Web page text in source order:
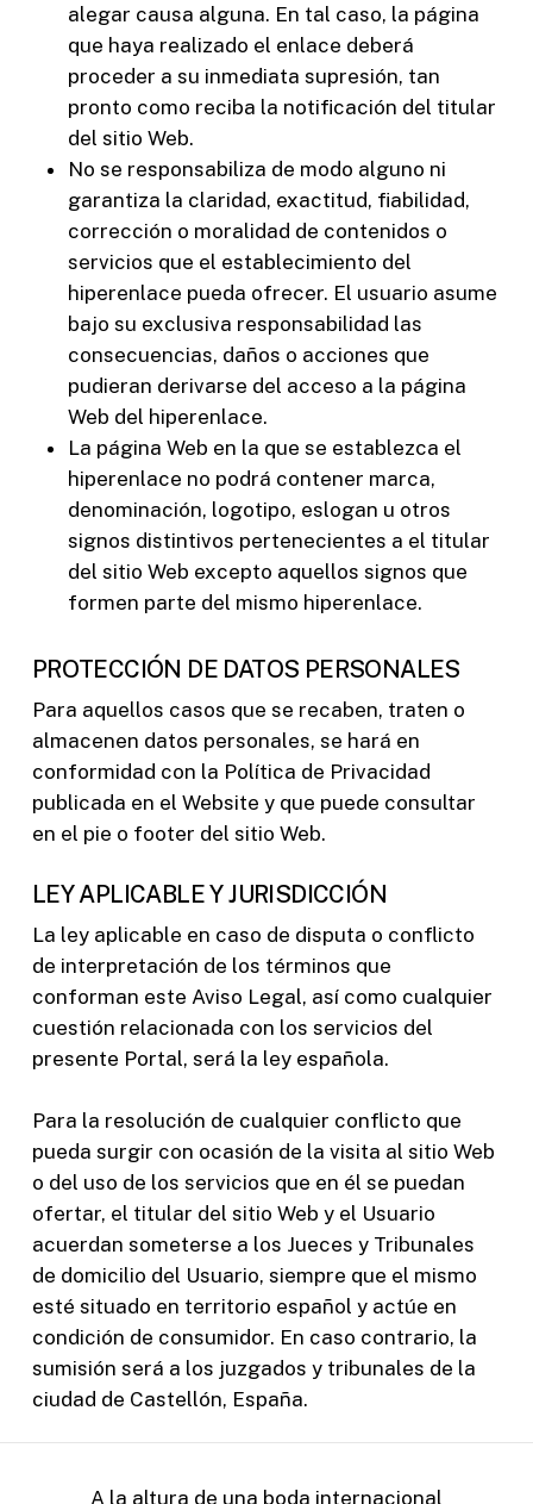
alegar causa alguna. En tal caso, la página
que haya realizado el enlace deberá
proceder a su inmediata supresión, tan
pronto como reciba la notificación del titular
del sitio Web.
No se responsabiliza de modo alguno ni
garantiza la claridad, exactitud, fiabilidad,
corrección o moralidad de contenidos o
servicios que el establecimiento del
hiperenlace pueda ofrecer. El usuario asume
bajo su exclusiva responsabilidad las
consecuencias, daños o acciones que
pudieran derivarse del acceso a la página
Web del hiperenlace.
La página Web en la que se establezca el
hiperenlace no podrá contener marca,
denominación, logotipo, eslogan u otros
signos distintivos pertenecientes a el titular
del sitio Web excepto aquellos signos que
formen parte del mismo hiperenlace.
PROTECCIÓN DE DATOS PERSONALES
Para aquellos casos que se recaben, traten o
almacenen datos personales, se hará en
conformidad con la Política de Privacidad
publicada en el Website y que puede consultar
en el pie o footer del sitio Web.
LEY APLICABLE Y JURISDICCIÓN
La ley aplicable en caso de disputa o conflicto
de interpretación de los términos que
conforman este Aviso Legal, así como cualquier
cuestión relacionada con los servicios del
presente Portal, será la ley española.
Para la resolución de cualquier conflicto que
pueda surgir con ocasión de la visita al sitio Web
o del uso de los servicios que en él se puedan
ofertar, el titular del sitio Web y el Usuario
acuerdan someterse a los Jueces y Tribunales
de domicilio del Usuario, siempre que el mismo
esté situado en territorio español y actúe en
condición de consumidor. En caso contrario, la
sumisión será a los juzgados y tribunales de la
ciudad de Castellón, España.
A la altura de una boda internacional